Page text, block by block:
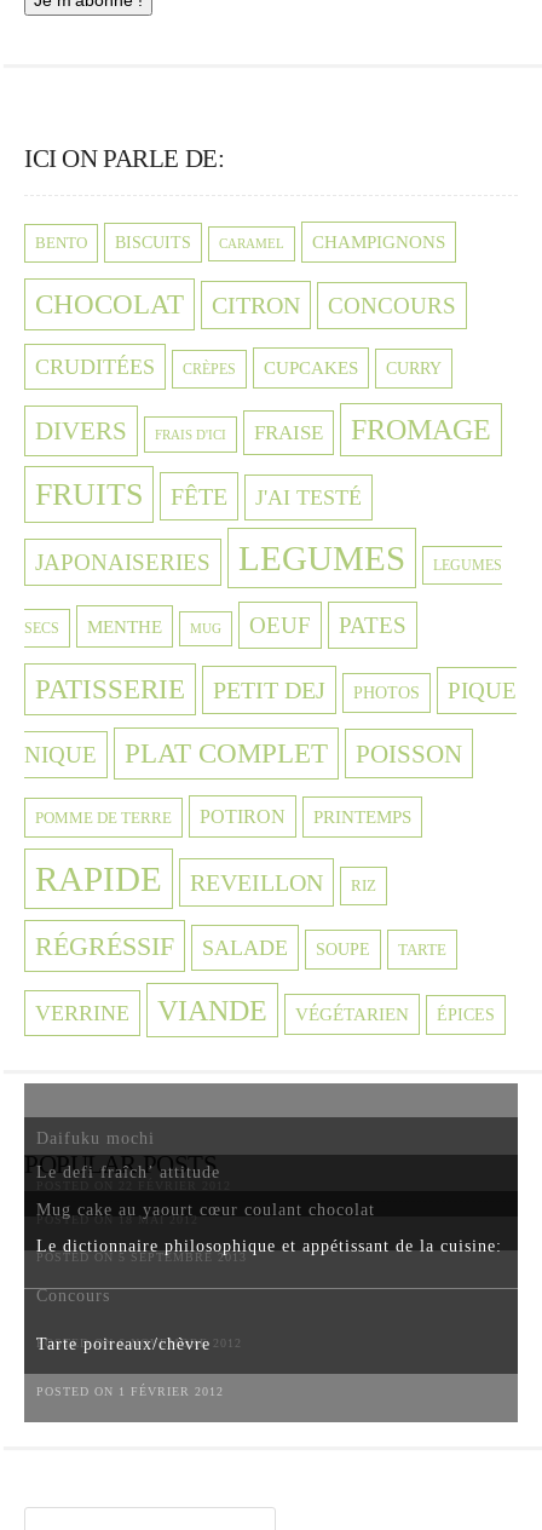
ICI ON PARLE DE:
BENTO BISCUITS CARAMEL CHAMPIGNONS
CHOCOLAT CITRON CONCOURS
CRUDITÉES CRÈPES CUPCAKES CURRY
DIVERS FRAIS D'ICI FRAISE FROMAGE
FRUITS FÊTE J'AI TESTÉ
JAPONAISERIES LEGUMES LEGUMES
SECS MENTHE MUG OEUF PATES
PATISSERIE PETIT DEJ PHOTOS PIQUE
NIQUE PLAT COMPLET POISSON
POMME DE TERRE POTIRON PRINTEMPS
RAPIDE REVEILLON RIZ
RÉGRÉSSIF SALADE SOUPE TARTE
VERRINE VIANDE VÉGÉTARIEN ÉPICES
POPULAR POSTS
Daifuku mochi
Le defi fraîch’ attitude
POSTED ON 18 MAI 2012
Mug cake au yaourt cœur coulant chocolat
POSTED ON 5 SEPTEMBRE 2013
Le dictionnaire philosophique et appétissant de la cuisine:
Concours
POSTED ON 6 NOVEMBRE 2012
Tarte poireaux/chèvre
POSTED ON 1 FÉVRIER 2012